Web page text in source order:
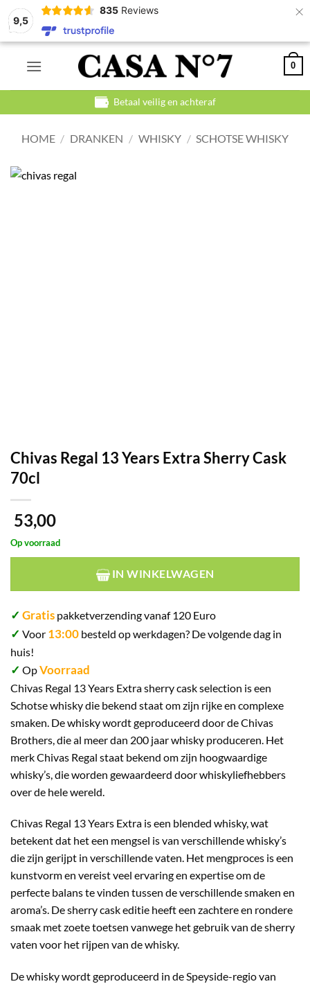
9,5
835 Reviews ×
Ga
0
Betaal veilig en achteraf
HOME / DRANKEN / WHISKY / SCHOTSE WHISKY
Chivas Regal 13 Years Extra Sherry Cask
70cl
53,00
Op voorraad
IN WINKELWAGEN
✓ Gratis pakketverzending vanaf 120 Euro
✓ Voor 13:00 besteld op werkdagen? De volgende dag in
huis!
✓ OpVoorraad
Chivas Regal 13 Years Extra sherry cask selection is een
Schotse whisky die bekend staat om zijn rijke en complexe
smaken. De whisky wordt geproduceerd door de Chivas
Brothers, die al meer dan 200 jaar whisky produceren. Het
merk Chivas Regal staat bekend om zijn hoogwaardige
whisky’s, die worden gewaardeerd door whiskyliefhebbers
over de hele wereld.
Chivas Regal 13 Years Extra is een blended whisky, wat
betekent dat het een mengsel is van verschillende whisky’s
die zijn gerijpt in verschillende vaten. Het mengproces is een
kunstvorm en vereist veel ervaring en expertise om de
perfecte balans te vinden tussen de verschillende smaken en
aroma’s. De sherry cask editie heeft een zachtere en rondere
smaak met zoete toetsen vanwege het gebruik van de sherry
vaten voor het rijpen van de whisky.
De whisky wordt geproduceerd in de Speyside-regio van